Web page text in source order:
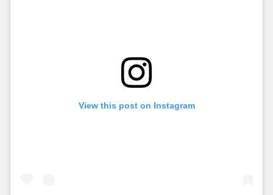
View this post on Instagram